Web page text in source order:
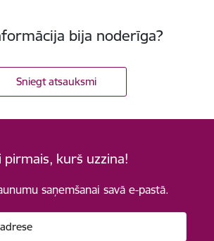
bija noderīga?
Sniegt atsauksmi
pirmais, kurš uzzina!
saņemšanai savā e-pastā.